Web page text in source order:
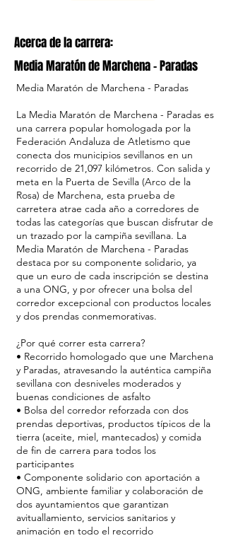
Acerca de la carrera:
Media Maratón de Marchena - Paradas
Media Maratón de Marchena - Paradas
La Media Maratón de Marchena - Paradas es
una carrera popular homologada por la
Federación Andaluza de Atletismo que
conecta dos municipios sevillanos en un
recorrido de 21,097 kilómetros. Con salida y
meta en la Puerta de Sevilla (Arco de la
Rosa) de Marchena, esta prueba de
carretera atrae cada año a corredores de
todas las categorías que buscan disfrutar de
un trazado por la campiña sevillana. La
Media Maratón de Marchena - Paradas
destaca por su componente solidario, ya
que un euro de cada inscripción se destina
a una ONG, y por ofrecer una bolsa del
corredor excepcional con productos locales
y dos prendas conmemorativas.
¿Por qué correr esta carrera?
• Recorrido homologado que une Marchena
y Paradas, atravesando la auténtica campiña
sevillana con desniveles moderados y
buenas condiciones de asfalto
• Bolsa del corredor reforzada con dos
prendas deportivas, productos típicos de la
tierra (aceite, miel, mantecados) y comida
de fin de carrera para todos los
participantes
• Componente solidario con aportación a
ONG, ambiente familiar y colaboración de
dos ayuntamientos que garantizan
avituallamiento, servicios sanitarios y
animación en todo el recorrido